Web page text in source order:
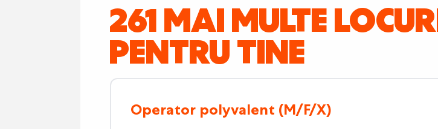
261 MAI MULTE
PENTRU TINE
Operator polyvalent (M/F/X)